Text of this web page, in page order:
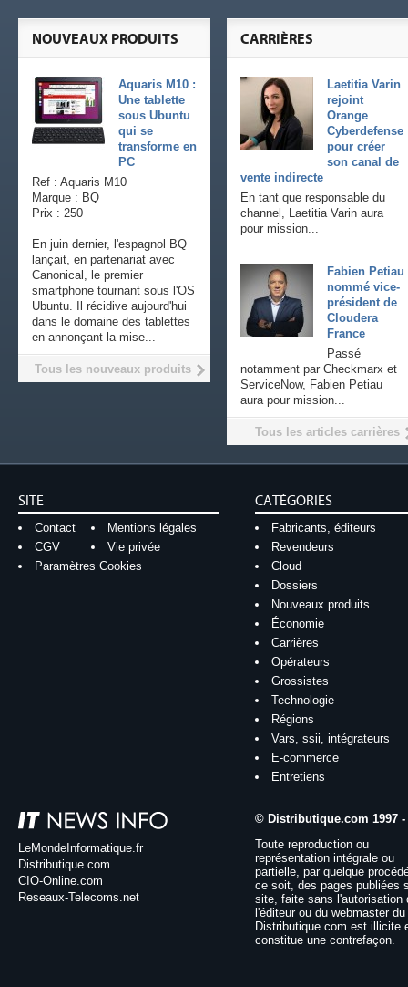
CARRIÈRES
Laetitia Varin
rejoint
Orange
Cyberdefense
pour créer
son canal de
vente indirecte
En tant que responsable du
channel, Laetitia Varin aura
pour mission...
Fabien Petiau
nommé vice-
président de
Cloudera
France
Passé
notamment par Checkmarx et
ServiceNow, Fabien Petiau
aura pour mission...
Tous les articles carrières
NOUVEAUX PRODUITS
Aquaris M10 :
Une tablette
sous Ubuntu
qui se
transforme en
PC
Ref : Aquaris M10
Marque : BQ
Prix : 250
En juin dernier, l'espagnol BQ
lançait, en partenariat avec
Canonical, le premier
smartphone tournant sous l'OS
Ubuntu. Il récidive aujourd'hui
dans le domaine des tablettes
en annonçant la mise...
Tous les nouveaux produits
SITE
Contact
Mentions légales
CGV
Vie privée
Paramètres Cookies
CATÉGORIES
Fabricants, éditeurs
Revendeurs
Cloud
Dossiers
Nouveaux produits
Économie
Carrières
Opérateurs
Grossistes
Technologie
Régions
Vars, ssii, intégrateurs
E-commerce
Entretiens
LeMondeInformatique.fr
Distributique.com
CIO-Online.com
Reseaux-Telecoms.net
© Distributique.com 1997 -
Toute reproduction ou
représentation intégrale ou
partielle, par quelque
ce soit, des pages publiées
site, faite sans l'autorisation
l'éditeur ou du webmaster
Distributique.com est illicite
constitue une contrefaçon.